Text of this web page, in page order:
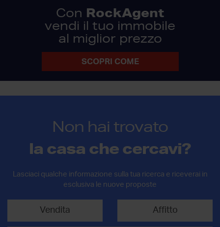
Con RockAgent
vendi il tuo immobile
al miglior prezzo
SCOPRI COME
Non hai trovato
la casa che cercavi?
Lasciaci qualche informazione sulla tua ricerca e riceverai in
esclusiva le nuove proposte
Vendita Affitto